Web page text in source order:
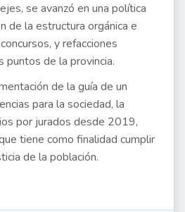
se avanzó en una política
de la estructura orgánica e
y refacciones
puntos de la provincia.
de la guía de un
para la sociedad, la
por jurados desde 2019,
tiene como finalidad cumplir
de la población.